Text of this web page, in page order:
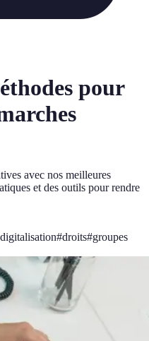
pour
avec nos meilleures
et des outils pour rendre
digitalisation#droits#groupes